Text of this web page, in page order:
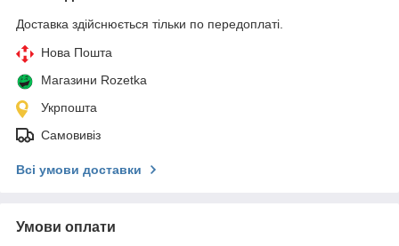
Доставка здійснюється тільки по передоплаті.
Нова Пошта
Магазини Rozetka
Укрпошта
Самовивіз
Всі умови доставки
Умови оплати